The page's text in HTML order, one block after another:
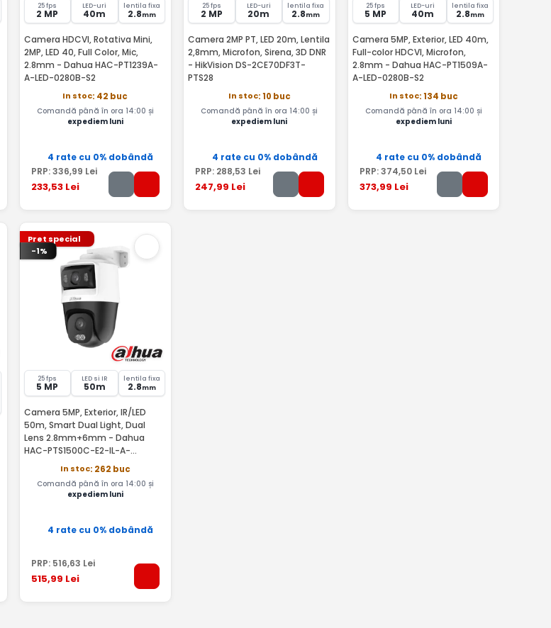
25 fps
2 MP
LED-uri
40m
lentila fixa
2.8mm
Camera HDCVI, Rotativa Mini,
2MP, LED 40, Full Color, Mic,
2.8mm - Dahua HAC-PT1239A-
A-LED-0280B-S2
In stoc: 42 buc
Comandă până în ora 14:00 și
expediem luni
4 rate cu 0% dobândă
PRP:336,99 Lei
233,53Lei
25 fps
2 MP
LED-uri
20m
lentila fixa
2.8mm
Camera 2MP PT, LED 20m, Lentila
2,8mm, Microfon, Sirena, 3D DNR
- HikVision DS-2CE70DF3T-
PTS28
In stoc: 10 buc
Comandă până în ora 14:00 și
expediem luni
4 rate cu 0% dobândă
PRP: 288,53 Lei
247,99 Lei
25 fps
5 MP
LED-uri
40m
lentila fixa
2.8mm
Camera 5MP, Exterior, LED 40m,
Full-color HDCVI, Microfon,
2.8mm - Dahua HAC-PT1509A-
A-LED-0280B-S2
In stoc: 134 buc
Comandă până în ora 14:00 și
expediem luni
4 rate cu 0% dobândă
PRP:374,50Lei
373,99 Lei
Pret special
-1%
25 fps
5 MP
LED si IR
50m
lentila fixa
2.8mm
Camera 5MP, Exterior, IR/LED
50m, Smart Dual Light, Dual
Lens 2.8mm+6mm - Dahua
HAC-PTS1500C-E2-IL-A-
In stoc: 262 buc
Comandă până în ora 14:00 și
expediem luni
4 rate cu 0% dobândă
PRP: 516,63 Lei
515,99 Lei